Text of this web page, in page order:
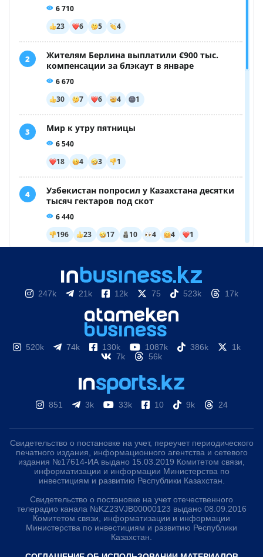
247k 21k 12k 75 523k 17k
520k 74k 130k 1087k 386k
1k
7k
56k
851 3k 33k 10 9k 24
Свидетельство о постановке на учет, переучет периодического
печатного издания, информационного агентства и сетевого
издания №17614-ИА выдано 15.03.2019 Комитетом связи,
информатизации и информации Министерства по
инвестициям и развитию Республики Казахстан.
Свидетельство о постановке на учет отечественного
телерадио канала №KZ23VJB00000123 выдано 08.09.2016
Комитетом связи, информатизации и информации
Министерства по инвестициям и развитию Республики
Казахстан.